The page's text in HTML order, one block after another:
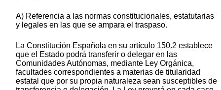
A) Referencia a las normas constitucionales, estatutarias
y legales en las que se ampara el traspaso.
La Constitución Española en su artículo 150.2 establece
que el Estado podrá transferir o delegar en las
Comunidades Autónomas, mediante Ley Orgánica,
facultades correspondientes a materias de titularidad
estatal que por su propia naturaleza sean susceptibles de